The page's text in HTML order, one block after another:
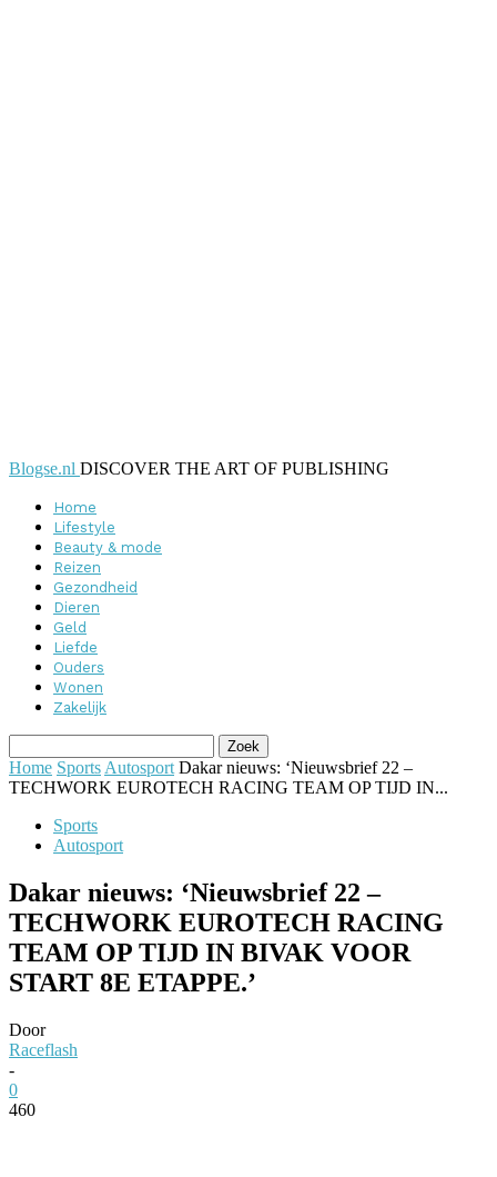
Blogse.nl DISCOVER THE ART OF PUBLISHING
Home
Lifestyle
Beauty & mode
Reizen
Gezondheid
Dieren
Geld
Liefde
Ouders
Wonen
Zakelijk
Home Sports Autosport Dakar nieuws: ‘Nieuwsbrief 22 –
TECHWORK EUROTECH RACING TEAM OP TIJD IN...
Sports
Autosport
Dakar nieuws: ‘Nieuwsbrief 22 –
TECHWORK EUROTECH RACING
TEAM OP TIJD IN BIVAK VOOR
START 8E ETAPPE.’
Door
Raceflash
-
0
460